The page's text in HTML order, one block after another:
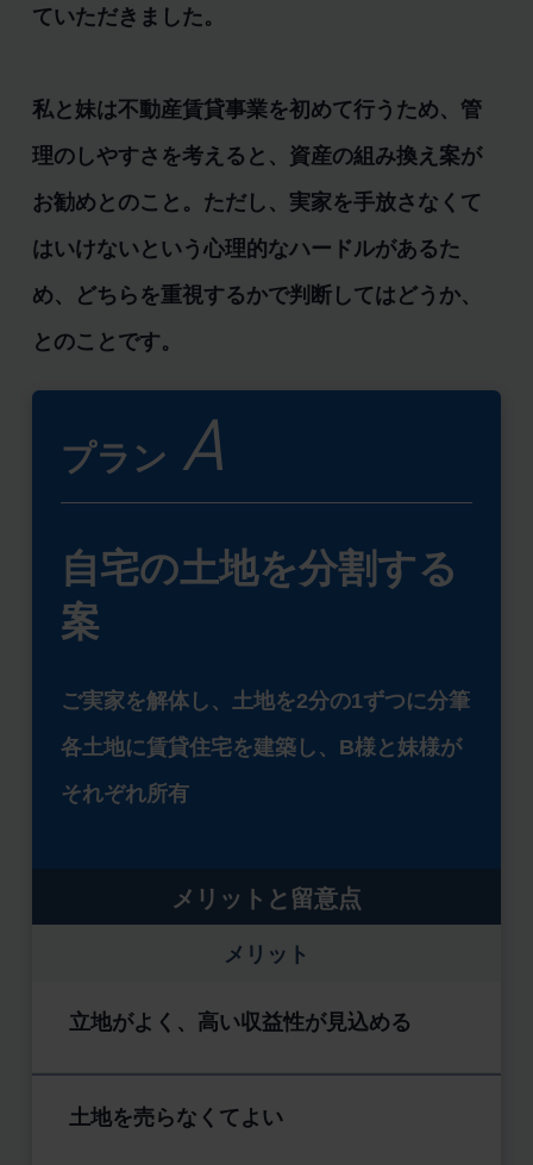
ていただきました。
私と妹は不動産賃貸事業を初めて行うため、管
理のしやすさを考えると、資産の組み換え案が
お勧めとのこと。ただし、実家を手放さなくて
はいけないという心理的なハードルがあるた
め、どちらを重視するかで判断してはどうか、
とのことです。
プラン A
自宅の土地を分割する
案
ご実家を解体し、土地を2分の1ずつに分筆
各土地に賃貸住宅を建築し、B様と妹様が
それぞれ所有
メリットと留意点
メリット
立地がよく、高い収益性が見込める
土地を売らなくてよい